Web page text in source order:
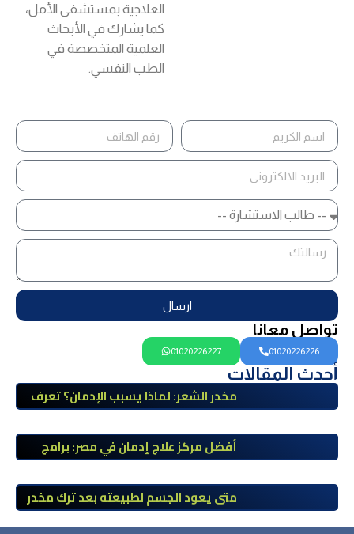
العلاجية بمستشفى الأمل،
كما يشارك في الأبحاث
العلمية المتخصصة في
الطب النفسي.
ارسال
تواصل معانا
01020226226
01020226227
أحدث المقالات
مخدر الشعر: لماذا يسبب الإدمان؟ تعرف
أفضل مركز علاج إدمان في مصر: برامج
طبي
متى يعود الجسم لطبيعته بعد ترك مخدر
الآيس؟ مراحل التعافي والعوامل المؤثرة